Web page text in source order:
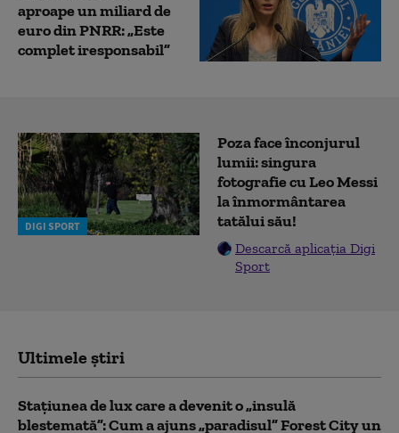
aproape un miliard de
euro din PNRR: „Este
complet iresponsabil”
DIGI SPORT
Poza face înconjurul
lumii: singura
fotografie cu Leo Messi
la înmormântarea
tatălui său!
Descarcă aplicația Digi
Sport
Ultimele știri
Stațiunea de lux care a devenit o „insulă
blestemată”: Cum a ajuns „paradisul” Forest City un